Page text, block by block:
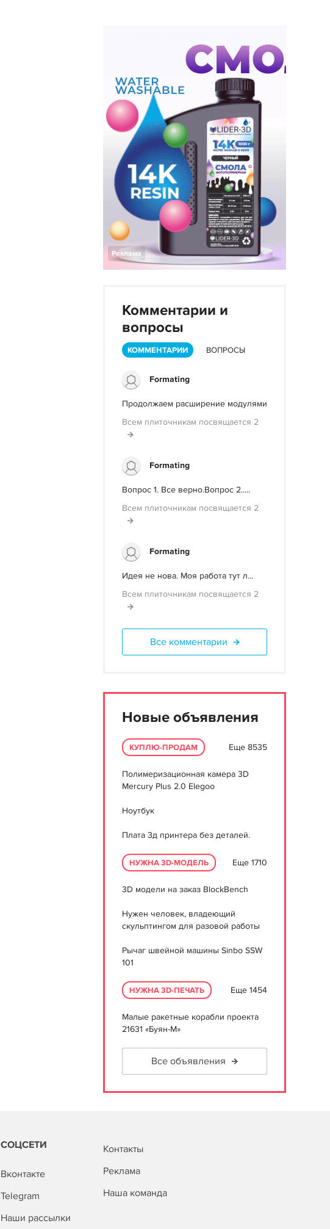
Реклама
Комментарии и
вопросы
КОММЕНТАРИИ ВОПРОСЫ
Formating
Продолжаем расширение модулями
Всем плиточникам посвящается 2
Formating
Вопрос 1. Все верно.Вопрос 2.....
Всем плиточникам посвящается 2
Formating
Идея не нова. Моя работа тут л...
Всем плиточникам посвящается 2
Все комментарии
Новые объявления
КУПЛЮ-ПРОДАМ Еще 8535
Полимеризационная камера 3D
Mercury Plus 2.0 Elegoo
Ноутбук
Плата 3д принтера без деталей.
НУЖНА 3D-МОДЕЛЬ Еще 1710
3D модели на заказ BlockBench
Нужен человек, владеющий
скульптингом для разовой работы
Рычаг швейной машины Sinbo SSW
101
НУЖНА 3D-ПЕЧАТЬ Еще 1454
Малые ракетные корабли проекта
21631 «Буян-М»
Все объявления
СОЦСЕТИ
Вконтакте
Telegram
Наши рассылки
Контакты
Реклама
Наша команда